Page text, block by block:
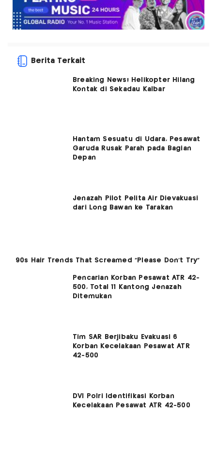
Berita Terkait
Breaking News! Helikopter Hilang
Kontak di Sekadau Kalbar
Hantam Sesuatu di Udara, Pesawat
Garuda Rusak Parah pada Bagian
Depan
Jenazah Pilot Pelita Air Dievakuasi
dari Long Bawan ke Tarakan
Pencarian Korban Pesawat ATR 42-
500, Total 11 Kantong Jenazah
Ditemukan
Tim SAR Berjibaku Evakuasi 6
Korban Kecelakaan Pesawat ATR
42-500
DVI Polri Identifikasi Korban
Kecelakaan Pesawat ATR 42-500